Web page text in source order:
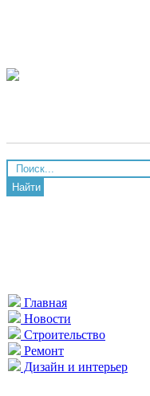
Найти
Главная
Новости
Строительство
Ремонт
Дизайн и интерьер